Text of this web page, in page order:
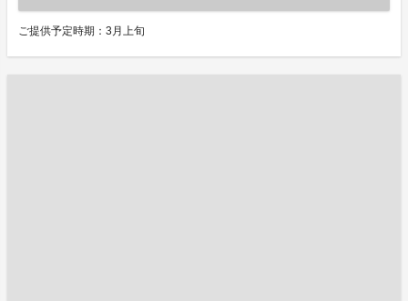
ご提供予定時期：3月上旬